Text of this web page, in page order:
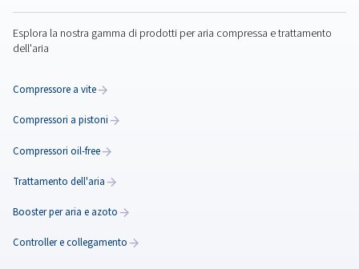
Cosa succede al tuo compressore Worthington
Creyssensac quando la temperatura dell'aria